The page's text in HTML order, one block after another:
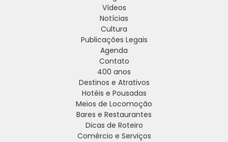
Vídeos
Notícias
Cultura
Publicações Legais
Agenda
Contato
400 anos
Destinos e Atrativos
Hotéis e Pousadas
Meios de Locomoção
Bares e Restaurantes
Dicas de Roteiro
Comércio e Serviços